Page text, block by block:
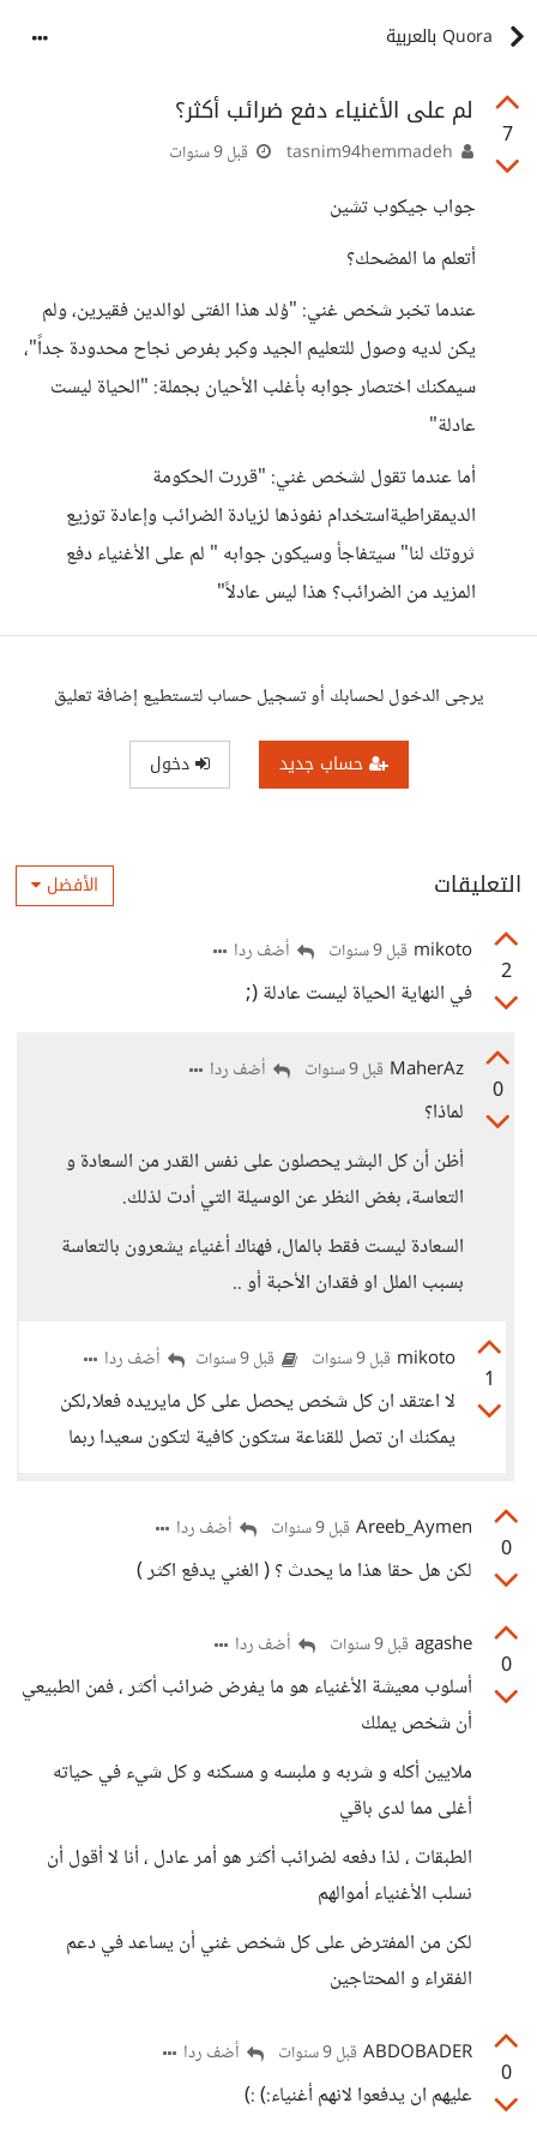
Quora بالعربية
7
لم على الأغنياء دفع ضرائب أكثر؟
قبل 9 سنوات
جواب جيكوب تشين
أتعلم ما المضحك؟
عندما تخبر شخص غني: "وُلد هذا الفتى لوالدين فقيرين، ولم
يكن لديه وصول للتعليم الجيد وكبر بفرص نجاح محدودة جداً"،
سيمكنك اختصار جوابه بأغلب الأحيان بجملة: "الحياة ليست
عادلة"
أما عندما تقول لشخص غني: "قررت الحكومة
الديمقراطيةاستخدام نفوذها لزيادة الضرائب وإعادة توزيع
ثروتك لنا" سيتفاجأ وسيكون جوابه " لم على الأغنياء دفع
المزيد من الضرائب؟ هذا ليس عادلاً"
يرجى الدخول لحسابك أو تسجيل حساب لتستطيع إضافة تعليق
حساب جديد دخول
التعليقات الأفضل
2
mikoto قبل 9 سنوات أضف ردا
في النهاية الحياة ليست عادلة (;
0
MaherAz قبل 9 سنوات أضف ردا
لماذا؟
أظن أن كل البشر يحصلون على نفس القدر من السعادة و
التعاسة، بغض النظر عن الوسيلة التي أدت لذلك.
السعادة ليست فقط بالمال، فهناك أغنياء يشعرون بالتعاسة
بسبب الملل او فقدان الأحبة أو ..
1
mikoto قبل 9 سنوات قبل 9 سنوات أضف ردا
لا اعتقد ان كل شخص يحصل على كل مايريده فعلا,لكن
يمكنك ان تصل للقناعة ستكون كافية لتكون سعيدا ربما
0
Areeb_Aymen قبل 9 سنوات أضف ردا
لكن هل حقا هذا ما يحدث ؟ ( الغني يدفع اكثر )
0
agashe قبل 9 سنوات أضف ردا
أسلوب معيشة الأغنياء هو ما يفرض ضرائب أكثر ، فمن الطبيعي
أن شخص يملك
ملايين أكله و شربه و ملبسه و مسكنه و كل شيء في حياته
أغلى مما لدى باقي
الطبقات ، لذا دفعه لضرائب أكثر هو أمر عادل ، أنا لا أقول أن
نسلب الأغنياء أموالهم
لكن من المفترض على كل شخص غني أن يساعد في دعم
الفقراء و المحتاجين
0
ABDOBADER قبل 9 سنوات أضف ردا
عليهم ان يدفعوا لانهم أغنياء:) :)